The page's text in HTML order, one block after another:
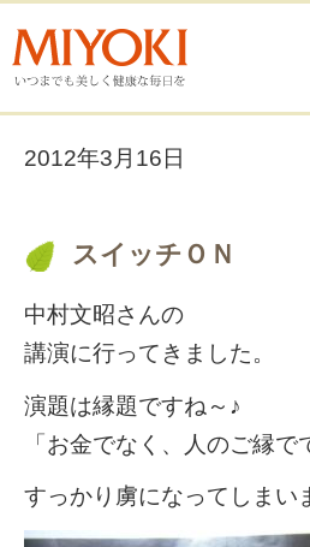
2012年3月16日
スイッチＯＮ
中村文昭さんの
講演に行ってきました。
演題は縁題ですね～♪
「お金でなく、人のご縁で
すっかり虜になってしまい